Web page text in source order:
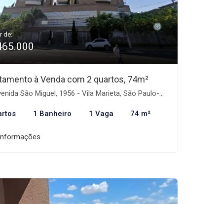
de:
à Venda com 2 quartos, 74m²
São Miguel, 1956 - Vila Marieta, São Paulo-SP
1 Banheiro 1 Vaga 74 m²